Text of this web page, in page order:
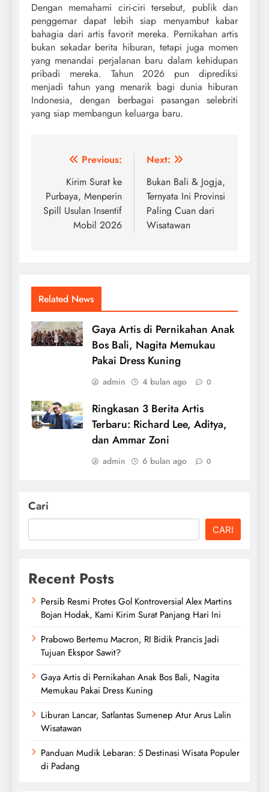
Dengan memahami ciri-ciri tersebut, publik dan
penggemar dapat lebih siap menyambut kabar
bahagia dari artis favorit mereka. Pernikahan artis
bukan sekadar berita hiburan, tetapi juga momen
yang menandai perjalanan baru dalam kehidupan
pribadi mereka. Tahun 2026 pun diprediksi
menjadi tahun yang menarik bagi dunia hiburan
Indonesia, dengan berbagai pasangan selebriti
yang siap membangun keluarga baru.
NavigasiPrevious:
Kirim Surat ke
Purbaya, Menperin
Spill Usulan Insentif
Mobil 2026
Next:
Bukan Bali & Jogja,
Ternyata Ini Provinsi
Paling Cuan dari
Wisatawan
Related News
Gaya Artis di Pernikahan Anak
Bos Bali, Nagita Memukau
Pakai Dress Kuning
admin 4 bulan ago 0
Ringkasan 3 Berita Artis
Terbaru: Richard Lee, Aditya,
dan Ammar Zoni
admin 6 bulan ago 0
Cari
CARI
Recent Posts
Persib Resmi Protes Gol Kontroversial Alex Martins
Bojan Hodak, Kami Kirim Surat Panjang Hari Ini
Prabowo Bertemu Macron, RI Bidik Prancis Jadi
Tujuan Ekspor Sawit?
Gaya Artis di Pernikahan Anak Bos Bali, Nagita
Memukau Pakai Dress Kuning
Liburan Lancar, Satlantas Sumenep Atur Arus Lalin
Wisatawan
Panduan Mudik Lebaran: 5 Destinasi Wisata Populer
di Padang